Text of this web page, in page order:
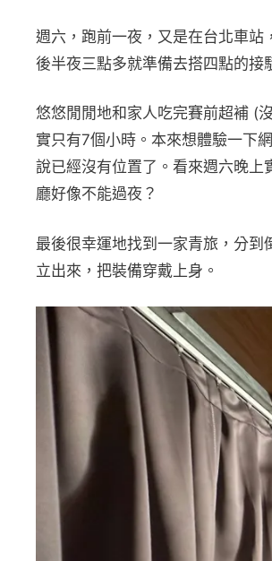
週六，跑前一夜，又是在台北車
後半夜三點多就準備去搭四點的接
悠悠閒閒地和家人吃完賽前超補 (
實只有7個小時。本來想體驗一下
說已經沒有位置了。看來週六晚
廳好像不能過夜？
最後很幸運地找到一家青旅，分
立出來，把裝備穿戴上身。